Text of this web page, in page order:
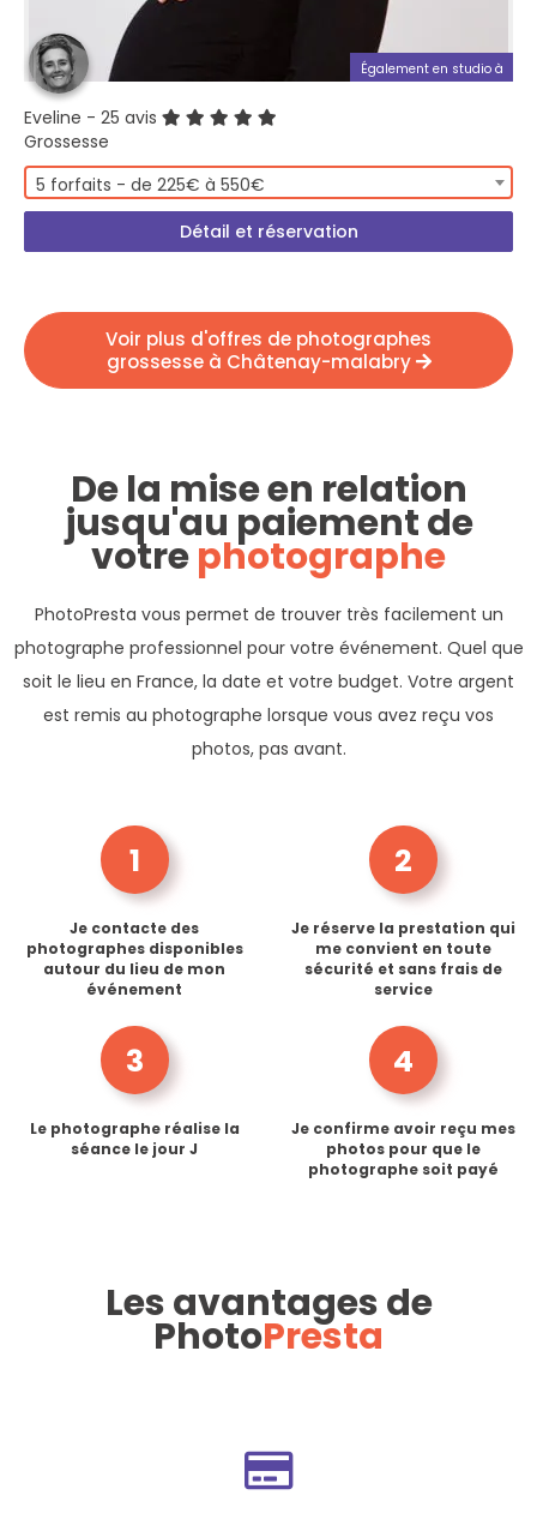
Également en studio à
Eveline - 25 avis
Grossesse
5 forfaits - de 225€ à 550€
Détail et réservation
Voir plus d'offres de photographes
grossesse à Châtenay-malabry
De la mise en relation
jusqu'au paiement de
votrephotographe
PhotoPresta vous permet de trouver très facilement un
photographe professionnel pour votre événement. Quel que
soit le lieu en France, la date et votre budget. Votre argent
est remis au photographe lorsque vous avez reçu vos
photos, pas avant.
1
Je contacte des
photographes disponibles
autour du lieu de mon
événement
2
Je réserve la prestation qui
me convient en toute
sécurité et sans frais de
service
3
Le photographe réalise la
séance le jour J
4
Je confirme avoir reçu mes
photos pour que le
photographe soit payé
Les avantages de
PhotoPresta